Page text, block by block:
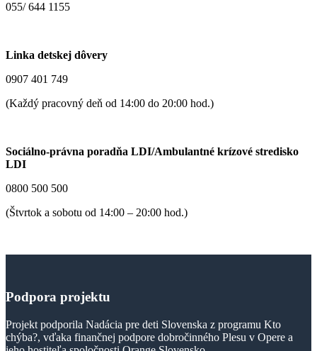
055/ 644 1155
Linka detskej dôvery
0907 401 749
(Každý pracovný deň od 14:00 do 20:00 hod.)
Sociálno-právna poradňa LDI/Ambulantné krízové stredisko
LDI
0800 500 500
(Štvrtok a sobotu od 14:00 – 20:00 hod.)
Podpora projektu
Projekt podporila Nadácia pre deti Slovenska z programu Kto
chýba?, vďaka finančnej podpore dobročinného Plesu v Opere a